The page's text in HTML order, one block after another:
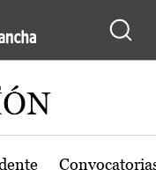
Castilla-La